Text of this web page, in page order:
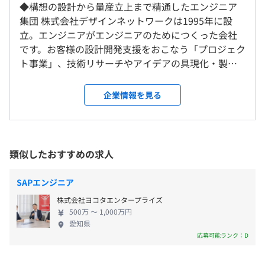
装置のUI部分に関する設計、実装、テストを担当します。
操作性や表示仕様も意識しながら開発を進めます。
入社後はeラーニングや通信教育制度も活用でき、客先で
必要となる資格取得を通じて成長している社員もいます。
相談の上、ご希望のマシンを支給いたします。
プロジェクトごとに選択
※これまでのご経験やスキル、配属時の案件状況を踏ま
え、無理のない配属となるよう調整しています。
【配属について】
案件の配属は、ご本人の希望勤務地や通勤可能範囲を十分
志向に合う案件をもとに決定します。
一人ひとりの希望と案件状況の両面を踏まえながら、納得
感のある配属となるよう調整しています。
就業場所の変更範囲
名古屋事業所に配属
＜変更範囲＞
会社の定める事業所
※愛知、岐阜、三重県内の顧客先にて就業。
（※想定年収は年収提示額を保証するものではありません）
9:00～17:50（実働8時間／休憩50分）
平均残業時間：平均20時間未満／月
＜休日・休暇＞
◆構想の設計から量産立上まで精通したエンジニア
集団 株式会社デザインネットワークは1995年に設
立。エンジニアがエンジニアのためにつくった会社
です。お客様の設計開発支援をおこなう「プロジェク
ト事業」、技術リサーチやアイデアの具現化・製品
通して開発工程の設計や改善、コスト削減などを提
案する「コンサルティング事業」を展開しています。
業績は順調に伸びており、安定した経営基盤を築い
エンジニアへ成長 さまざまな仕事を通して多様な技
術力を身につけられる環境です。多種多様な業種や業
務に携われるので、業種・業界の垣根を超えた知識
や知恵、技術を提供できるエンジニアへ成長できま
す。エンジニアとしての想いを実現することをサポー
トしていますので、将来を一緒に考えながら配属先
を決定します。評価制度を充実していたり、タレント
企業情報を見る
類似したおすすめの求人
SAPエンジニア
株式会社ヨコタエンタープライズ
500万 〜 1,000万円
愛知県
応募可能ランク：D